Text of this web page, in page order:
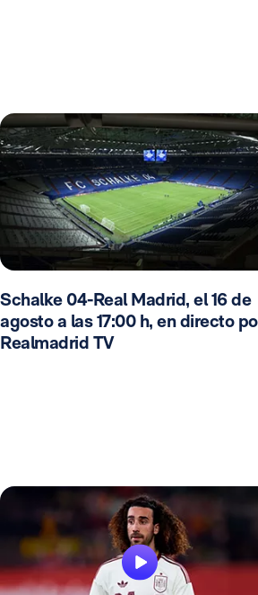
Schalke 04-Real Madrid, el 16 de
agosto a las 17:00 h, en directo
Realmadrid TV